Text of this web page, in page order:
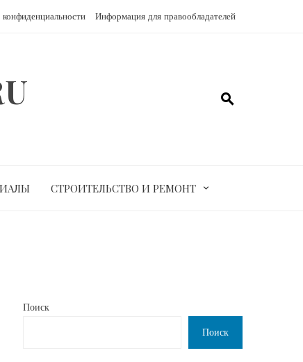
Информация для правообладателей
СТРОИТЕЛЬСТВО И РЕМОНТ
Поиск
Поиск